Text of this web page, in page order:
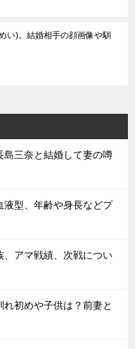
い)。結婚相手の顔画像や馴
三奈と結婚して妻の噂
型、年齢や身長などプ
アマ戦績、次戦につい
初めや子供は？前妻と